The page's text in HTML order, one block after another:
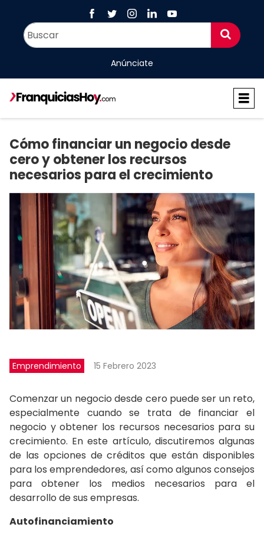
Anúnciate
Cómo financiar un negocio desde
cero y obtener los recursos
necesarios para el crecimiento
Emprendimiento 15 Febrero 2023
Comenzar un negocio desde cero puede ser un reto,
especialmente cuando se trata de financiar el
negocio y obtener los recursos necesarios para su
crecimiento. En este artículo, discutiremos algunas
de las opciones de créditos que están disponibles
para los emprendedores, así como algunos consejos
para obtener los medios necesarios para el
desarrollo de sus empresas.
Autofinanciamiento